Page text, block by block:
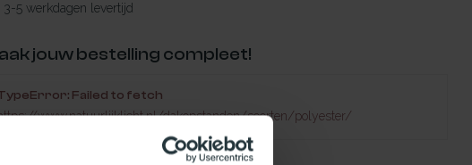
3-5 werkdagen levertijd
jouw bestelling compleet!
Failed to fetch
www.natuurlijklicht.nl/dakopstanden/soorten/polyester/